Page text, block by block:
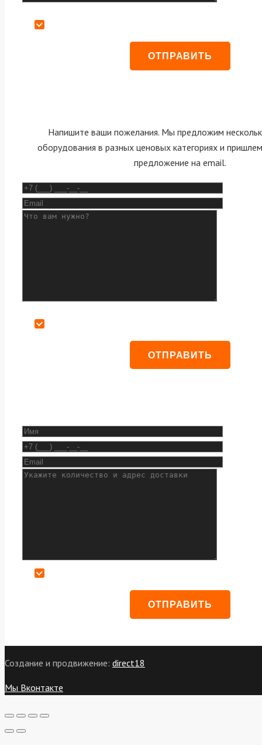
Напишите ваши пожелания. Мы предложим
оборудования в разных ценовых категориях и
предложение на email.
Создание и продвижение: direct18
Мы Вконтакте